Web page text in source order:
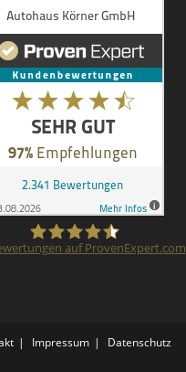
auf ProvenExpert.com
Impressum Datenschutz